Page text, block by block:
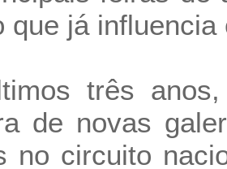
que já
três
de novas
no circuito